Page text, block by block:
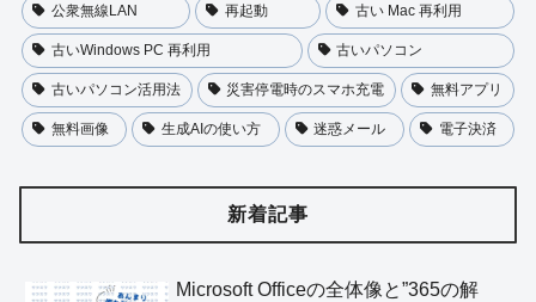
公衆無線LAN 再起動 古い Mac 再利用
古いWindows PC 再利用 古いパソコン
古いパソコン活用法 災害停電時のスマホ充電 無料アプリ
無料画像 生成AIの使い方 迷惑メール 電子決済
新着記事
Microsoft Officeの全体像と”365の解